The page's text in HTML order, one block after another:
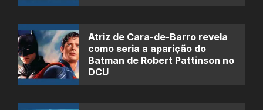
Atriz de Cara-de-Barro revela
como seria a aparição do
Batman de Robert Pattinson no
DCU